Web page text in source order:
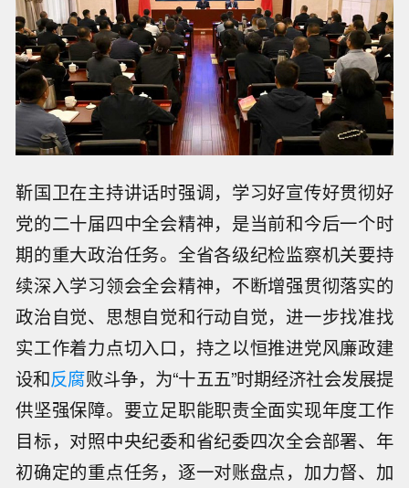
靳国卫在主持讲话时强调，学习好宣传好贯彻好
党的二十届四中全会精神，是当前和今后一个时
期的重大政治任务。全省各级纪检监察机关要持
续深入学习领会全会精神，不断增强贯彻落实的
政治自觉、思想自觉和行动自觉，进一步找准找
实工作着力点切入口，持之以恒推进党风廉政建
设和反腐败斗争，为“十五五”时期经济社会发展提
供坚强保障。要立足职能职责全面实现年度工作
目标，对照中央纪委和省纪委四次全会部署、年
初确定的重点任务，逐一对账盘点，加力督、加